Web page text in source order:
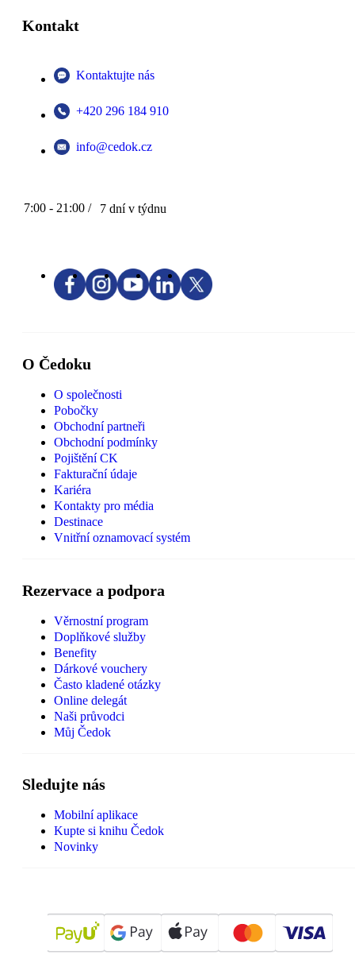
Kontakt
Kontaktujte nás
+420 296 184 910
info@cedok.cz
7:00 - 21:00 / 7 dní v týdnu
O Čedoku
O společnosti
Pobočky
Obchodní partneři
Obchodní podmínky
Pojištění CK
Fakturační údaje
Kariéra
Kontakty pro média
Destinace
Vnitřní oznamovací systém
Rezervace a podpora
Věrnostní program
Doplňkové služby
Benefity
Dárkové vouchery
Často kladené otázky
Online delegát
Naši průvodci
Můj Čedok
Sledujte nás
Mobilní aplikace
Kupte si knihu Čedok
Novinky